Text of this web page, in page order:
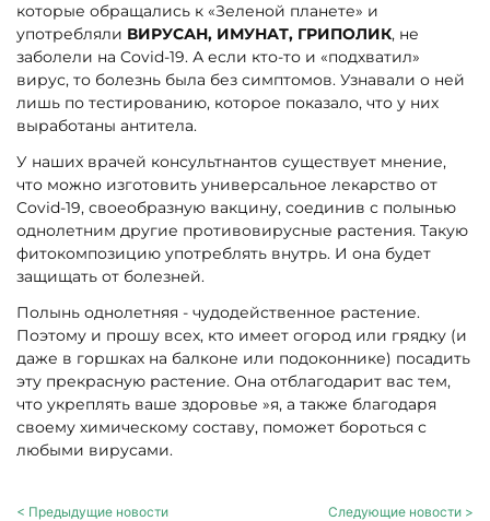
которые обращались к «Зеленой планете» и
употребляли ВИРУСАН, ИМУНАТ, ГРИПОЛИК, не
заболели на Covid-19. А если кто-то и «подхватил»
вирус, то болезнь была без симптомов. Узнавали о ней
лишь по тестированию, которое показало, что у них
выработаны антитела.
У наших врачей консультнантов существует мнение,
что можно изготовить универсальное лекарство от
Covid-19, своеобразную вакцину, соединив с полынью
однолетним другие противовирусные растения. Такую
фитокомпозицию употреблять внутрь. И она будет
защищать от болезней.
Полынь однолетняя - чудодейственное растение.
Поэтому и прошу всех, кто имеет огород или грядку (и
даже в горшках на балконе или подоконнике) посадить
эту прекрасную растение. Она отблагодарит вас тем,
что укреплять ваше здоровье »я, а также благодаря
своему химическому составу, поможет бороться с
любыми вирусами.
< Предыдущие новости Следующие новости >